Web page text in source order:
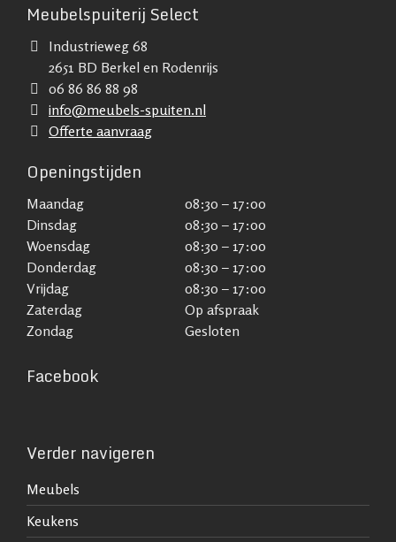
Meubelspuiterij Select
Industrieweg 68
2651 BD Berkel en Rodenrijs
06 86 86 88 98
info@meubels-spuiten.nl
Offerte aanvraag
Openingstijden
Maandag
08:30 – 17:00
Dinsdag
08:30 – 17:00
Woensdag
08:30 – 17:00
Donderdag
08:30 – 17:00
Vrijdag
08:30 – 17:00
Zaterdag
Op afspraak
Zondag
Gesloten
Facebook
Verder navigeren
Meubels
Keukens